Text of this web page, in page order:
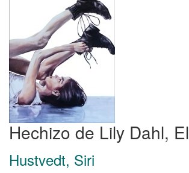
Hechizo de Lily Dahl, El
Hustvedt, Siri